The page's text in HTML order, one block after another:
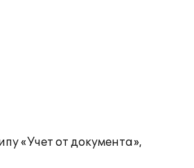
«Учет от документа»,